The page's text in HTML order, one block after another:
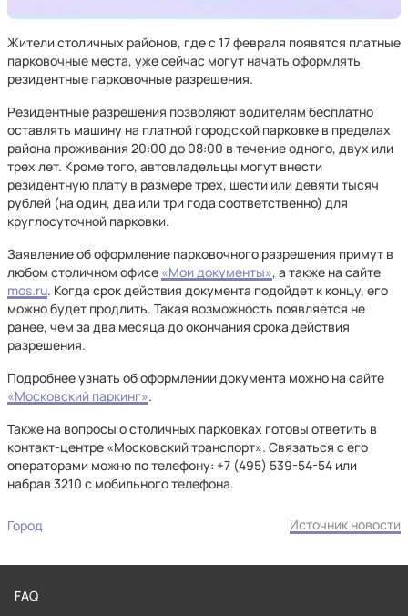
Жители столичных районов, где с 17 февраля появятся платные
парковочные места, уже сейчас могут начать оформлять
резидентные парковочные разрешения.
Резидентные разрешения позволяют водителям бесплатно
оставлять машину на платной городской парковке в пределах
района проживания 20:00 до 08:00 в течение одного, двух или
трех лет. Кроме того, автовладельцы могут внести
резидентную плату в размере трех, шести или девяти тысяч
рублей (на один, два или три года соответственно) для
круглосуточной парковки.
Заявление об оформление парковочного разрешения примут в
любом столичном офисе «Мои документы», а также на сайте
mos.ru. Когда срок действия документа подойдет к концу, его
можно будет продлить. Такая возможность появляется не
ранее, чем за два месяца до окончания срока действия
разрешения.
Подробнее узнать об оформлении документа можно на сайте
«Московский паркинг».
Также на вопросы о столичных парковках готовы ответить в
контакт-центре «Московский транспорт». Связаться с его
операторами можно по телефону: +7 (495) 539-54-54 или
набрав 3210 с мобильного телефона.
Город Источник новости
FAQ